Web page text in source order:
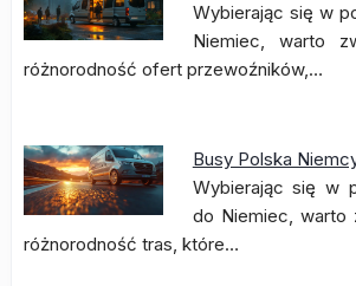
Wybierając się w
Niemiec, warto
różnorodność ofert przewoźników,…
Busy Polska
Wybierając się w
do Niemiec, warto
różnorodność tras, które…